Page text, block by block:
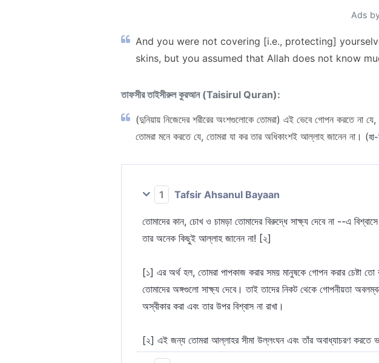
Ads
And you were not covering [i.e., protecting]
skins, but you assumed that Allah does not know
তাফসীর তাইসীরুল কুরআন (Taisirul Quran):
(দুনিয়ায় নিজেদের শরীরের অংশগুলোকে তোমরা) এই ভেবে গোপন করতে না যে,
তোমরা মনে করতে যে, তোমরা যা কর তার অধিকাংশই আল্লাহ জানেন না। (
1 Tafsir Ahsanul Bayaan
তোমাদের কান, চোখ ও চামড়া তোমাদের বিরুদ্ধে সাক্ষ্য দেবে না --এ
তার অনেক কিছুই আল্লাহ জানেন না! [২]
[১] এর অর্থ হল, তোমরা পাপকাজ করার সময় মানুষকে গোপন করার চেষ্টা
তোমাদের অঙ্গগুলো সাক্ষ্য দেবে। তাই তাদের নিকট থেকে গোপনীয়তা
অস্বীকার করা এবং তার উপর বিশ্বাস না রাখা।
[২] এই জন্য তোমরা আল্লাহর সীমা উল্লংঘন এবং তাঁর অবাধ্যাচরণ করতে